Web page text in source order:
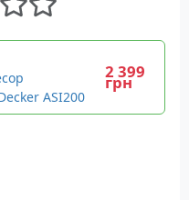
ASI200
2 399
грн